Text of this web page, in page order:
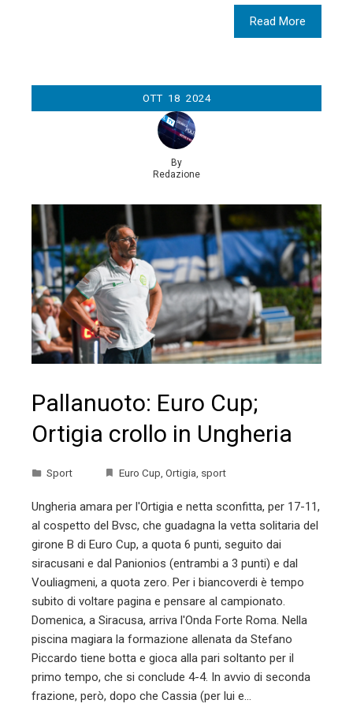
Read More
OTT 18 2024
By
Redazione
Pallanuoto: Euro Cup;
Ortigia crollo in Ungheria
Sport Euro Cup Ortigia sport
Ungheria amara per l'Ortigia e netta sconfitta, per 17-11,
al cospetto del Bvsc, che guadagna la vetta solitaria del
girone B di Euro Cup, a quota 6 punti, seguito dai
siracusani e dal Panionios (entrambi a 3 punti) e dal
Vouliagmeni, a quota zero. Per i biancoverdi è tempo
subito di voltare pagina e pensare al campionato.
Domenica, a Siracusa, arriva l'Onda Forte Roma. Nella
piscina magiara la formazione allenata da Stefano
Piccardo tiene botta e gioca alla pari soltanto per il
primo tempo, che si conclude 4-4. In avvio di seconda
frazione, però, dopo che Cassia (per lui e…